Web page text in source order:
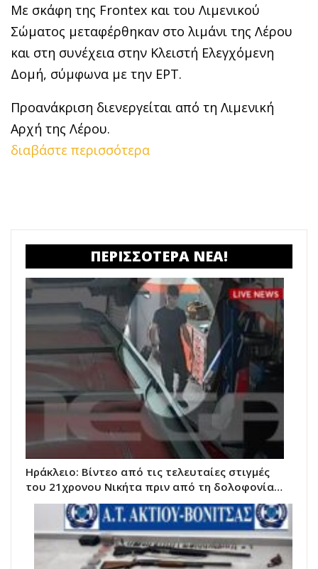
Με σκάφη της Frontex και του Λιμενικού
Σώματος μεταφέρθηκαν στο λιμάνι της Λέρου
και στη συνέχεια στην Κλειστή Ελεγχόμενη
Δομή, σύμφωνα με την ΕΡΤ.
Προανάκριση διενεργείται από τη Λιμενική
Αρχή της Λέρου.
διαβάστε περισσότερα
ΠΕΡΙΣΣΟΤΕΡΑ ΝΕΑ!
Ηράκλειο: Βίντεο από τις τελευταίες στιγμές
του 21χρονου Νικήτα πριν από τη δολοφονία…